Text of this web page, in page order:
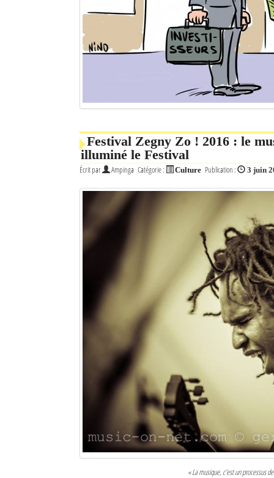
Connexion
Identifiant oublié ?
Mot de passe oublié ?
Festival Zegny Zo ! 2016 : le
illuminé le Festival
Écrit par Ampinga Catégorie : Culture Publication : 3 juin
« La musique, c’est un processus